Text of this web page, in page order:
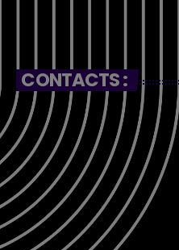
CONTACTS :